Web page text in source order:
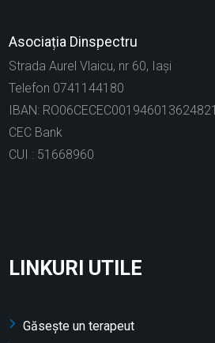
Asociația Dinspectru
Strada Aurel Vlaicu, nr 60, Iași
Telefon 0741144180
IBAN: RO06CECEC001946013624821
CEC Bank
CUI : 51668960
LINKURI UTILE
Găsește un terapeut